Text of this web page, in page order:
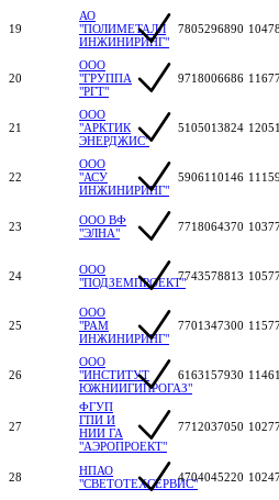
19
АО
"ПОЛИМЕТАЛЛ
ИНЖИНИРИНГ"
7805296890
20
ООО
"ГРУППА
"РГТ"
9718006686
21
ООО
"АРКТИК
ЭНЕРДЖИС"
5105013824
22
ООО
"АСУ
ИНЖИНИРИНГ"
5906110146
23
ООО ВФ
"ЭЛНА"
7718064370
24
ООО
"ПОДЗЕМПРОЕКТ"7743578813
25
ООО
"РАМ
ИНЖИНИРИНГ"
7701347300
26
ООО
"ИНСТИТУТ
ЮЖНИИГИПРОГАЗ"
6163157930
27
ФГУП
ГПИ И
НИИ ГА
"АЭРОПРОЕКТ"
7712037050
28
НПАО
"СВЕТОТЕХСЕРВИС"4704045220